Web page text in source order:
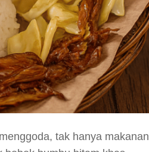
tak hanya makanan